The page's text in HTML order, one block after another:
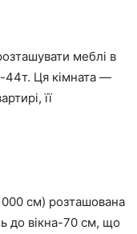
меблі в
44т. Ця кімната —
її
см) розташована
до вікна-70 см, що